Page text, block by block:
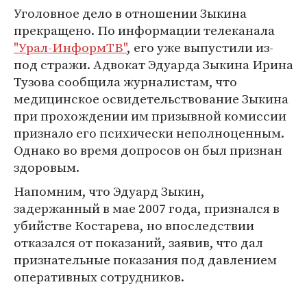
Уголовное дело в отношении Зыкина
прекращено. По информации телеканала
"Урал-ИнформТВ", его уже выпустили из-
под стражи. Адвокат Эдуарда Зыкина Ирина
Тузова сообщила журналистам, что
медицинское освидетельствование Зыкина
при прохождении им призывной комиссии
признало его психически неполноценным.
Однако во время допросов он был признан
здоровым.
Напомним, что Эдуард Зыкин,
задержанный в мае 2007 года, признался в
убийстве Костарева, но впоследствии
отказался от показаний, заявив, что дал
признательные показания под давлением
оперативных сотрудников.